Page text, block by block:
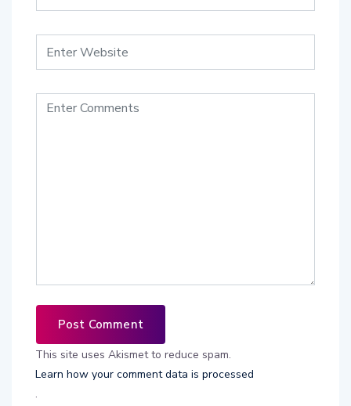
This site uses Akismet to reduce spam.
Learn how your comment data is processed
.